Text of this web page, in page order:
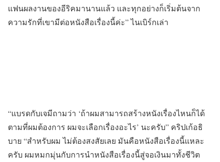
แฟนผลงานของอีริคมานานแล้ว และทุกอย่างก็เริ่มต้นจาก
ความรักที่เขามีต่อหนังสือเรื่องนี้ค่ะ” ไนเบิร์กเล่า
“แบรดกับเจมีถามว่า ‘ถ้าผมสามารถสร้างหนังเรื่องไหนก็ได้
ตามที่ผมต้องการ ผมจะเลือกเรื่องอะไร’ นะครับ” คริปเก้อธิ
บาย “สำหรับผม ไม่ต้องสงสัยเลย มันคือหนังสือเรื่องนี้แหละ
ครับ ผมหมกมุ่นกับการนำหนังสือเรื่องนี้สู่จอเงินมาทั้งชีวิต